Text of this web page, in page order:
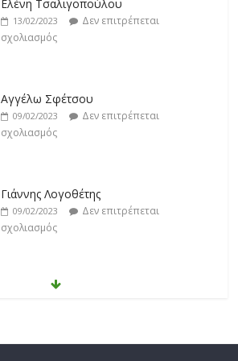
Αγγέλω Σφέτσου
09/02/2023
Δεν επιτρέπεται
σχολιασμός
Γιάννης Λογοθέτης
09/02/2023
Δεν επιτρέπεται
σχολιασμός
Anemos
03/02/2023
Δεν επιτρέπεται
σχολιασμός
Θοδωρής Φέρρης